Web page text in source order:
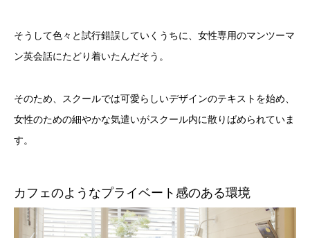
そうして色々と試行錯誤していくうちに、女性専用のマンツーマ
ン英会話にたどり着いたんだそう。
そのため、スクールでは可愛らしいデザインのテキストを始め、
女性のための細やかな気遣いがスクール内に散りばめられていま
す。
カフェのようなプライベート感のある環境